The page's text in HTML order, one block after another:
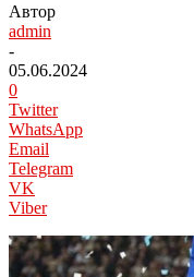
Автор
admin
-
05.06.2024
0
Twitter
WhatsApp
Email
Telegram
VK
Viber